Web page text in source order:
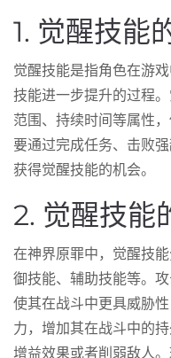
1. 觉醒技能
觉醒技能是指角色在游
技能进一步提升的过程
范围、持续时间等属性
要通过完成任务、击败
获得觉醒技能的机会。
2. 觉醒技能
在神界原罪中，觉醒技
御技能、辅助技能等。
使其在战斗中更具威胁
力，增加其在战斗中的